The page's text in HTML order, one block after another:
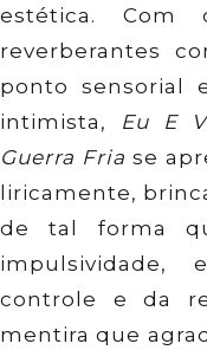
estética. Com
reverberantes
ponto sensorial
intimista, Eu E
Guerra Fria se
liricamente,
de tal forma
impulsividade,
controle e da
mentira que